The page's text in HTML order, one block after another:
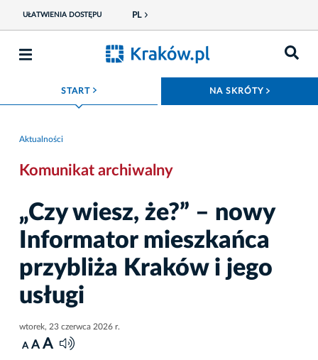
UŁATWIENIA DOSTĘPU PL
START ROZWIŃ MENU NA SKRÓTY
Aktualności
Komunikat archiwalny
„Czy wiesz, że?” – nowy
Informator mieszkańca
przybliża Kraków i jego
usługi
wtorek, 23 czerwca 2026 r.
A A A